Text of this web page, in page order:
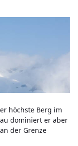
höchste Berg im
dominiert er aber
der Grenze